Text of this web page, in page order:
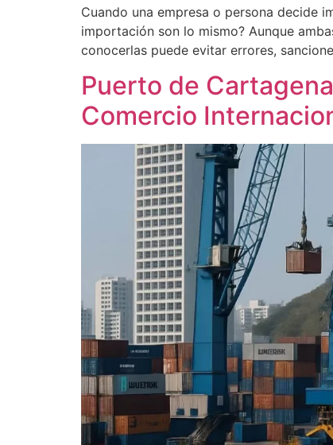
Cuando una empresa o persona decide
importación son lo mismo? Aunque
conocerlas puede evitar errores,
Puerto de
Comercio